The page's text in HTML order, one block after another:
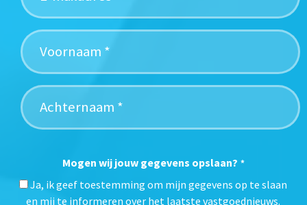
Mogen wij jouw gegevens opslaan? *
Ja, ik geef toestemming om mijn gegevens op te slaan
en mij te informeren over het laatste vastgoednieuws.